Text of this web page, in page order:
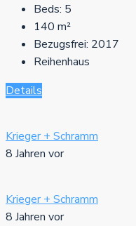
Beds: 5
140 m²
Bezugsfrei: 2017
Reihenhaus
Details
Krieger + Schramm
8 Jahren vor
Krieger + Schramm
8 Jahren vor